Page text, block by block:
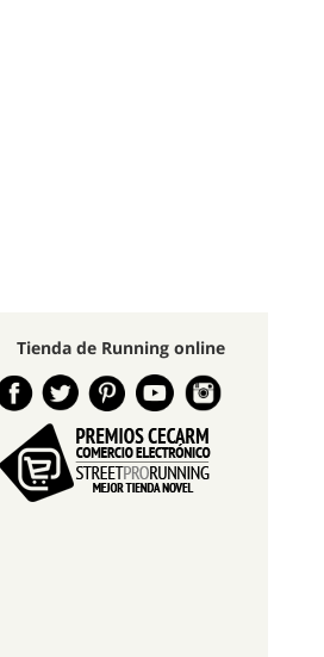
Tienda de Running online